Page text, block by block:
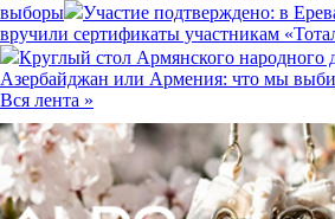
выборы
Участие подтверждено: в
вручили сертификаты участникам
Круглый стол Армянского народного
Азербайджан или Армения: что мы
Вся лента »